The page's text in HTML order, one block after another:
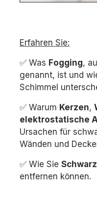
Erfahren Sie:
✅ Was Fogging,
genannt, ist und
Schimmel
✅ Warum Kerzen,
elektrostatische
Ursachen für
Wänden und
✅ Wie Sie
entfernen können.